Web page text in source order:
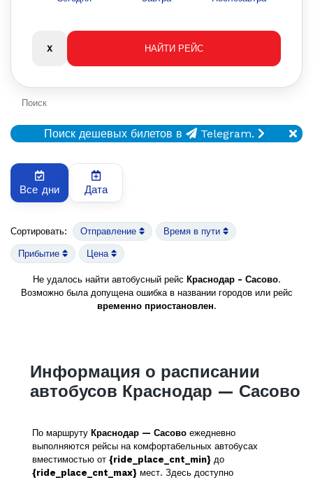
Поиск
Поиск дешевых билетов в Telegram.
Все дни Дата
Сортировать: Отправление Время в пути
Прибытие Цена
Не удалось найти автобусный рейс Краснодар - Сасово.
Возможно была допущена ошибка в названии городов или рейс
временно приостановлен.
Информация о расписании
автобусов Краснодар — Сасово
По маршруту Краснодар — Сасово ежедневно
выполняются рейсы на комфортабельных автобусах
вместимостью от {ride_place_cnt_min} до
{ride_place_cnt_max} мест. Здесь доступно